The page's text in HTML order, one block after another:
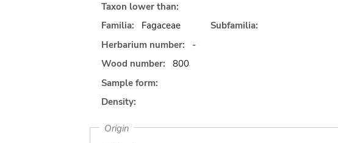
Taxon lower than:
Familia:
Fagaceae
Subfamilia:
Herbarium number:
-
Wood number:
800
Sample form:
Density:
Origin